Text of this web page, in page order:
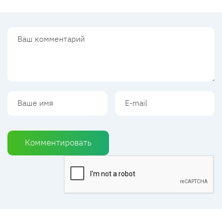
Комментировать